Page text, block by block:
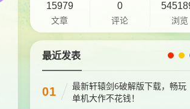
15979
文章
0
评论 浏览
最近发表
01
最新轩辕剑6破解版下载，畅玩
单机大作不花钱！